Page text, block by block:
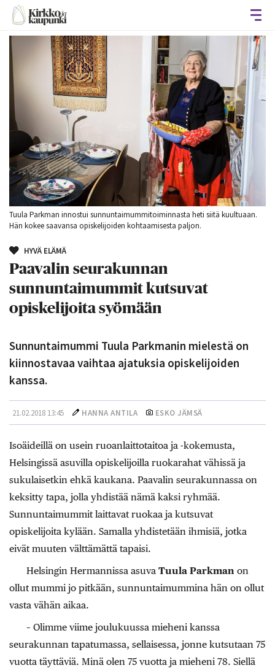
Tuula Parkman innostui sunnuntaimummitoiminnasta heti siitä kuultuaan.
Hän kokee saavansa opiskelijoiden kohtaamisesta paljon.
HYVÄ ELÄMÄ
Paavalin seurakunnan
sunnuntaimummit kutsuvat
opiskelijoita syömään
Sunnuntaimummi Tuula Parkmanin mielestä on
kiinnostavaa vaihtaa ajatuksia opiskelijoiden
kanssa.
21.02.2018 13:45 HANNA ANTILA ESKO JÄMSÄ
Isoäideillä on usein ruoanlaittotaitoa ja -kokemusta,
Helsingissä asuvilla opiskelijoilla ruokarahat vähissä ja
sukulaisetkin ehkä kaukana. Paavalin seurakunnassa on
keksitty tapa, jolla yhdistää nämä kaksi ryhmää.
Sunnuntaimummit laittavat ruokaa ja kutsuvat
opiskelijoita kylään. Samalla yhdistetään ihmisiä, jotka
eivät muuten välttämättä tapaisi.
Helsingin Hermannissa asuva Tuula Parkman on
ollut mummi jo pitkään, sunnuntaimummina hän on ollut
vasta vähän aikaa.
– Olimme viime joulukuussa mieheni kanssa
seurakunnan tapatumassa, sellaisessa, jonne kutsutaan 75
vuotta täyttäviä. Minä olen 75 vuotta ja mieheni 78. Siellä